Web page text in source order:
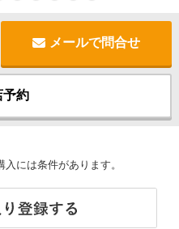
メールで問合せ
予約
には条件があります。